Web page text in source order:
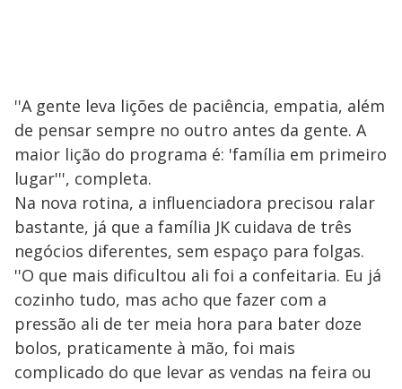
''A gente leva lições de paciência, empatia, além
de pensar sempre no outro antes da gente. A
maior lição do programa é: 'família em primeiro
lugar''', completa.
Na nova rotina, a influenciadora precisou ralar
bastante, já que a família JK cuidava de três
negócios diferentes, sem espaço para folgas.
''O que mais dificultou ali foi a confeitaria. Eu já
cozinho tudo, mas acho que fazer com a
pressão ali de ter meia hora para bater doze
bolos, praticamente à mão, foi mais
complicado do que levar as vendas na feira ou